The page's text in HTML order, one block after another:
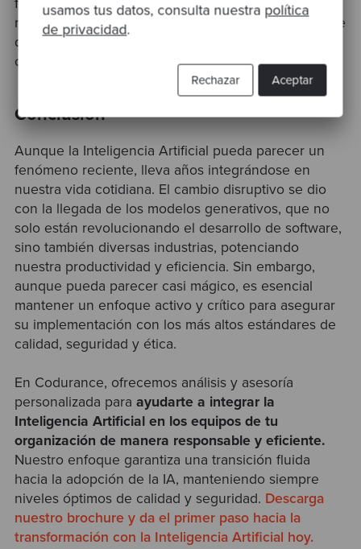
usamos tus datos, consulta nuestra política
de privacidad.
Aceptar
Rechazar
fundamental. Los equipos de desarrollo deben
revisar y testear el código generado para asegurarse
de que cumpla con los estándares necesarios de
calidad y evitar posibles vulnerabilidades.
Conclusión
Aunque la Inteligencia Artificial pueda parecer un
fenómeno reciente, lleva años integrándose en
nuestra vida cotidiana. El cambio disruptivo se dio
con la llegada de los modelos generativos, que no
solo están revolucionando el desarrollo de software,
sino también diversas industrias, potenciando
nuestra productividad y eficiencia. Sin embargo,
aunque pueda parecer casi mágico, es esencial
mantener un enfoque activo y crítico para asegurar
su implementación con los más altos estándares de
calidad, seguridad y ética.
En Codurance, ofrecemos análisis y asesoría
personalizada para ayudarte a integrar la
Inteligencia Artificial en los equipos de tu
organización de manera responsable y eficiente.
Nuestro enfoque garantiza una transición fluida
hacia la adopción de la IA, manteniendo siempre
niveles óptimos de calidad y seguridad. Descarga
nuestro brochure y da el primer paso hacia la
transformación con la Inteligencia Artificial hoy.